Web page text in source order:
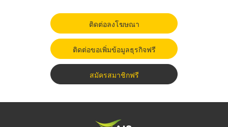
ติดต่อลงโฆษณา
ติดต่อขอเพิ่มข้อมูลธุรกิจฟรี
สมัครสมาชิกฟรี